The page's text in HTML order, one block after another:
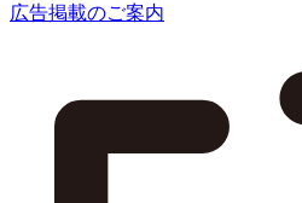
広告掲載のご案内